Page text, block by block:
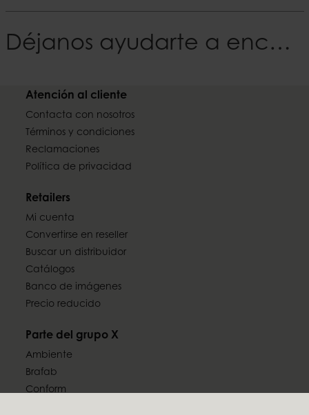
Déjanos ayudarte a encontrar tu Estilo
Atención al cliente
Contacta con nosotros
Términos y condiciones
Reclamaciones
Política de privacidad
Retailers
Mi cuenta
Convertirse en reseller
Buscar un distribuidor
Catálogos
Banco de imágenes
Precio reducido
Parte del grupo X
Ambiente
Brafab
Conform